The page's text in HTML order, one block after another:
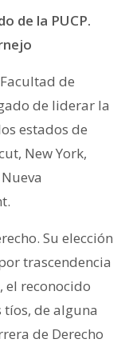
de la PUCP.
de
de liderar la
estados de
New York,
Su elección
trascendencia
reconocido
de alguna
de Derecho